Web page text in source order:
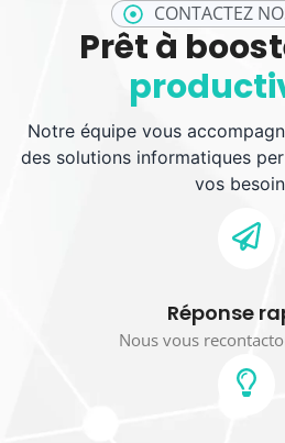
CONTACTEZ
Prêt à
Notre équipe vous
des solutions informatiques
vos
Réponse
Nous vous